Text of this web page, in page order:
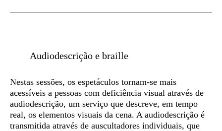
Audiodescrição e braille
Nestas sessões, os espetáculos tornam-se mais
acessíveis a pessoas com deficiência visual através de
audiodescrição, um serviço que descreve, em tempo
real, os elementos visuais da cena. A audiodescrição é
transmitida através de auscultadores individuais, que